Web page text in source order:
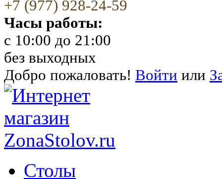
+7 (977) 928-24-59
Часы работы:
c 10:00 до 21:00
без выходных
Добро пожаловать! Войти или
Столы